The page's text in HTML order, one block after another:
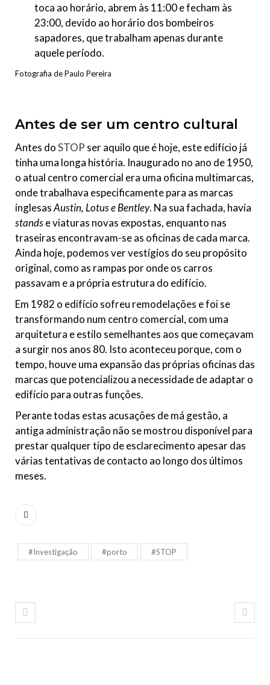
toca ao horário, abrem às 11:00 e fecham às
23:00, devido ao horário dos bombeiros
sapadores, que trabalham apenas durante
aquele período.
Fotografia de Paulo Pereira
Antes de ser um centro cultural
Antes doSTOP ser aquilo que é hoje, este edifício já
tinha uma longa história. Inaugurado no ano de 1950,
o atual centro comercial era uma oficina multimarcas,
onde trabalhava especificamente para as marcas
inglesasAustin, Lotus e Bentley. Na sua fachada, havia
standse viaturas novas expostas, enquanto nas
traseiras encontravam-se as oficinas de cada marca.
Ainda hoje, podemos ver vestígios do seu propósito
original, como as rampas por onde os carros
passavam e a própria estrutura do edifício.
Em 1982 o edifício sofreu remodelações e foi se
transformando num centro comercial, com uma
arquitetura e estilo semelhantes aos que começavam
a surgir nos anos 80. Isto aconteceu porque, com o
tempo, houve uma expansão das próprias oficinas das
marcas que potencializou a necessidade de adaptar o
edifício para outras funções.
Perante todas estas acusações de má gestão, a
antiga administração não se mostrou disponível para
prestar qualquer tipo de esclarecimento apesar das
várias tentativas de contacto ao longo dos últimos
meses.
#Investigação #porto #STOP